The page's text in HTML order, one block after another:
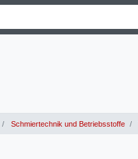
Schmiertechnik und Betriebsstoffe